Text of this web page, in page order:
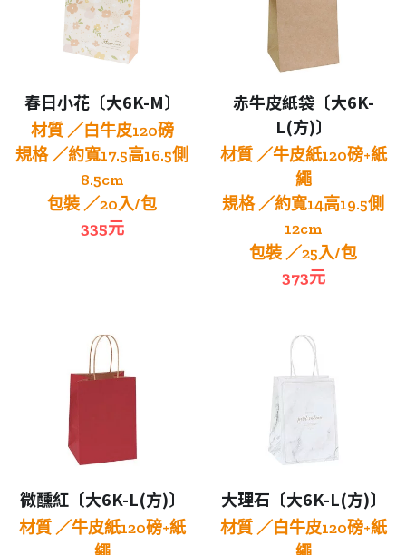
春日小花〔大6K-M〕
材質 ／白牛皮120磅
規格 ／約寬17.5高16.5側
8.5cm
包裝 ／20入/包
335元
赤牛皮紙袋〔大6K-
L(方)〕
材質 ／牛皮紙120磅+紙
繩
規格 ／約寬14高19.5側
12cm
包裝 ／25入/包
373元
微醺紅〔大6K-L(方)〕
材質 ／牛皮紙120磅+紙
大理石〔大6K-L(方)〕
材質 ／白牛皮120磅+紙